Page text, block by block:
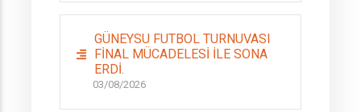
GÜNEYSU FUTBOL TURNUVASI
FİNAL MÜCADELESİ İLE SONA
ERDİ.
03/08/2026